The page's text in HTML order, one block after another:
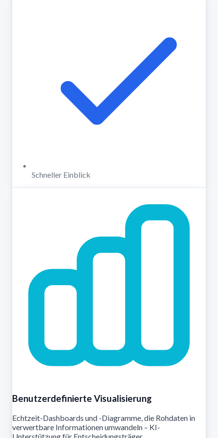
Schneller Einblick
Benutzerdefinierte Visualisierung
Echtzeit-Dashboards und -Diagramme, die Rohdaten in
verwertbare Informationen umwandeln – KI-